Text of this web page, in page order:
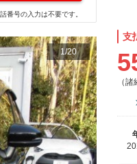
番号の入力は不要です。
1/20
支
（